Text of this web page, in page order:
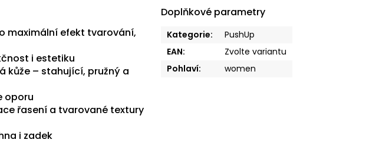
maximální efekt tvarování,
i estetiku
kůže – stahující, pružný a
oporu
řasení a tvarované textury
i zadek
Doplňkové parametry
Kategorie:
PushUp
EAN:
Zvolte variantu
Pohlaví: women